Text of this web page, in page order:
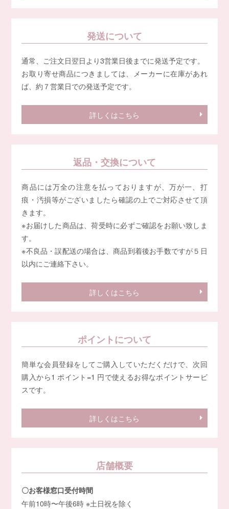
発送について
通常、ご注文日翌日より3営業日後までに発送予定です。
お取り寄せ商品につきましては、メーカーに在庫があれ
ば、約７営業日での発送予定です。
詳しくはこちら
返品・交換について
商品には万全の注意を払っておりますが、万が一、打
痕・汚損等がございましたら確認の上でご対応させて頂
きます。
※お届けした商品は、荷受時に必ずご確認をお願い致しま
す。
※不良品・誤配送の場合は、商品到着後お手数ですが５日
以内にご連絡下さい。
詳しくはこちら
ポイントについて
簡単な会員登録をしてご購入していただくだけで、次回
購入から1 ポイント=1 円で使えるお得なポイントサービ
スです。
詳しくはこちら
店舗概要
〇お客様窓口受付時間
午前10時〜午後6時 ※土日祝を除く